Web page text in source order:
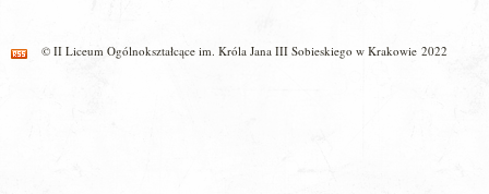
© II Liceum Ogólnokształcące im. Króla Jana III Sobieskiego w Krakowie 2022